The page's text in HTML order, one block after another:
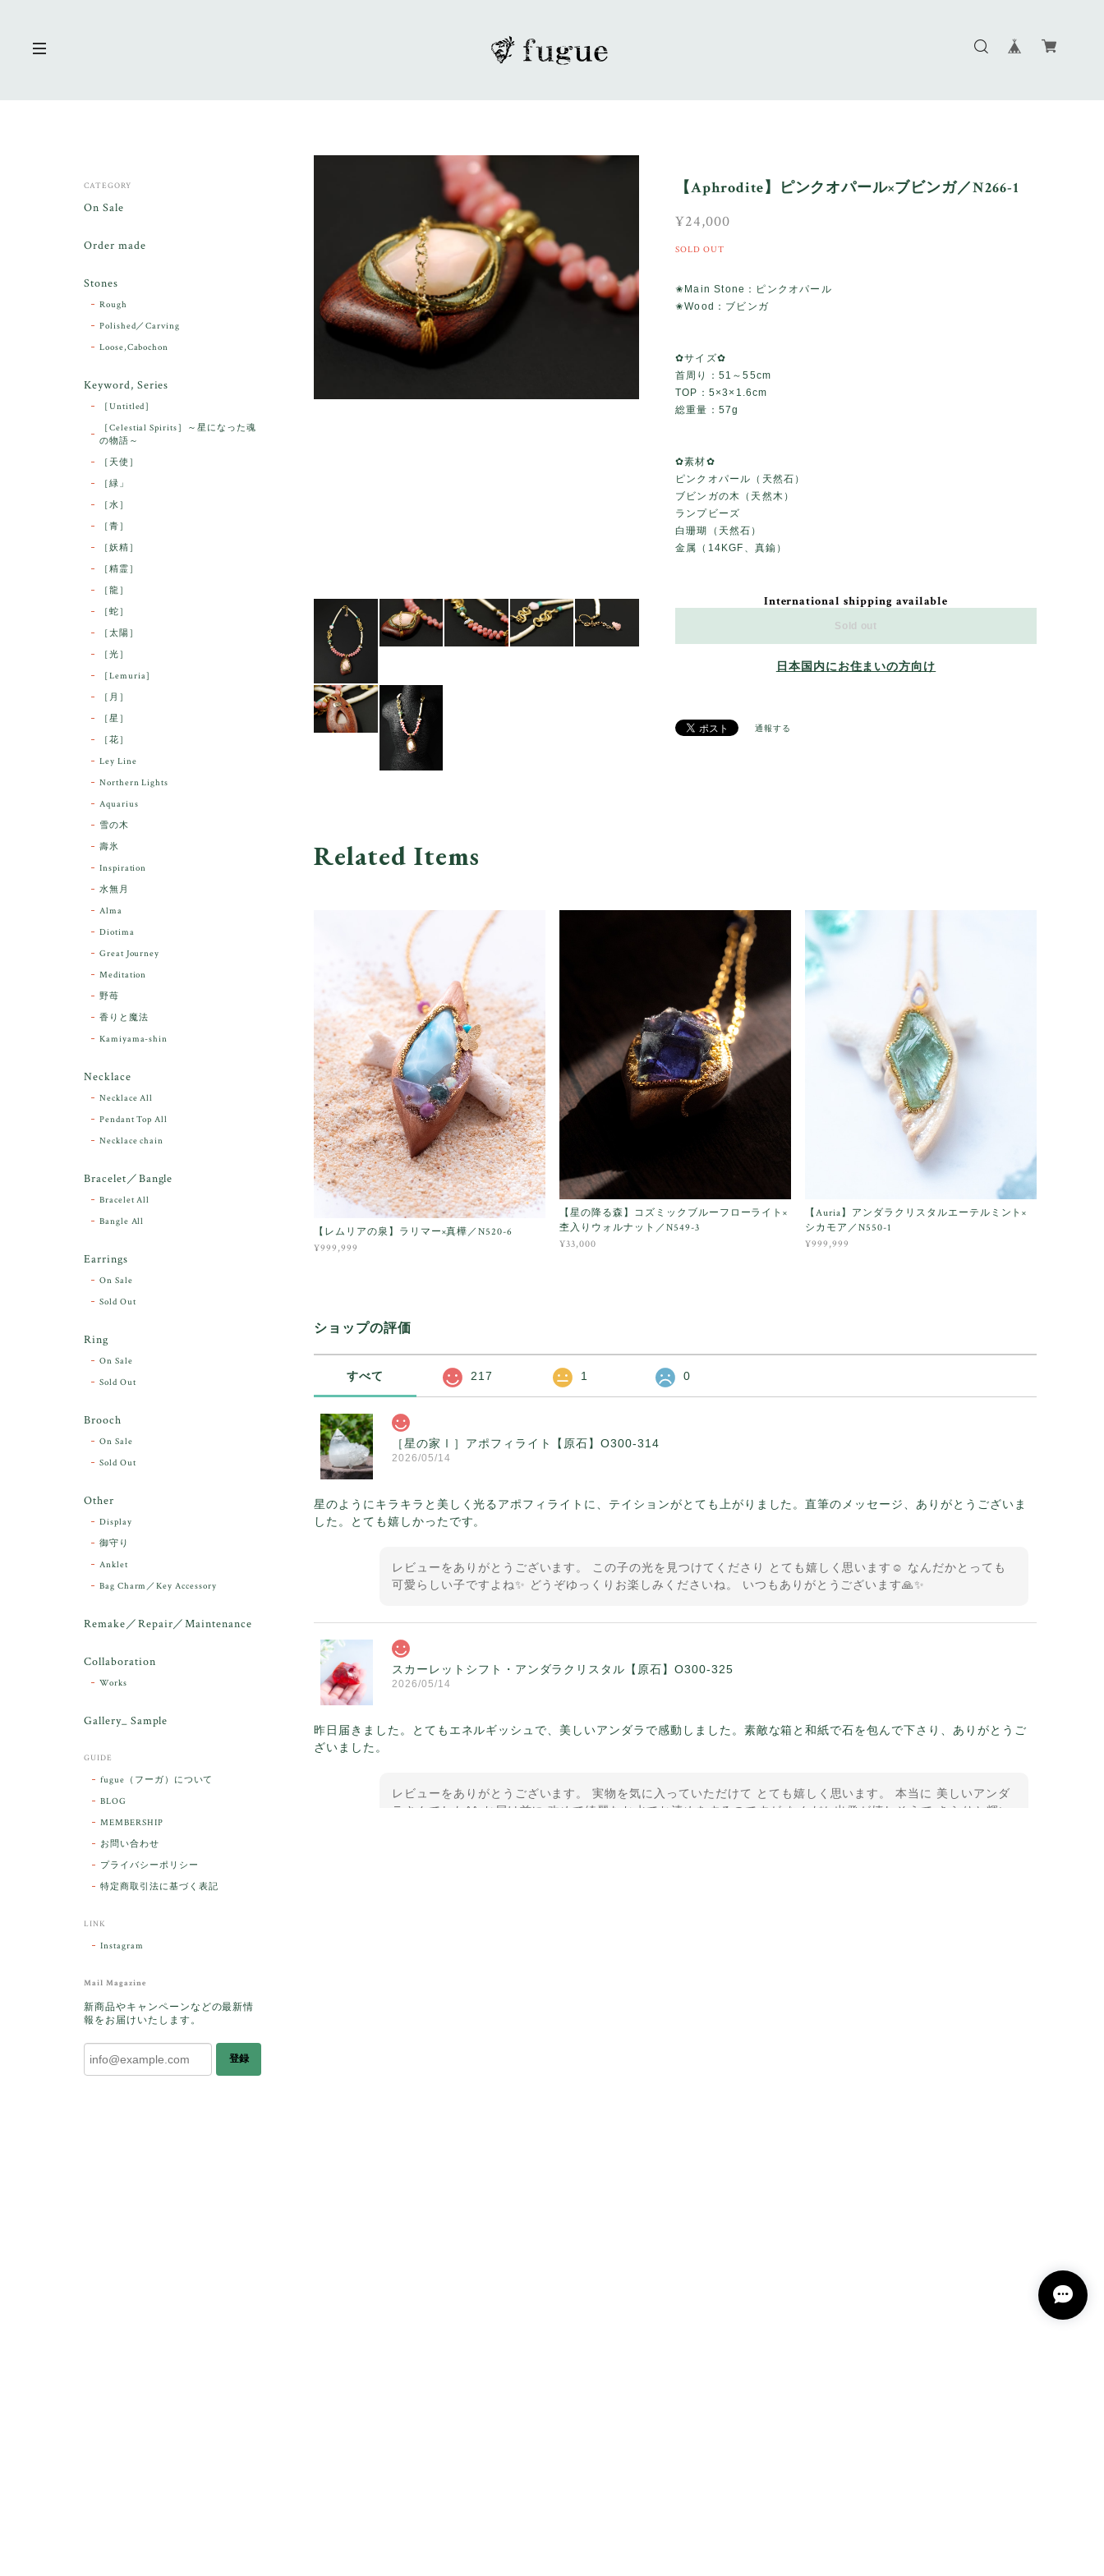
【Aphrodite】ピンクオパール×ブビンガ／N266-1
¥24,000
SOLD OUT
✬Main Stone：ピンクオパール
✬Wood：ブビンガ
✿サイズ✿
首周り：51～55cm
TOP：5×3×1.6cm
総重量：57g
✿素材✿
ピンクオパール（天然石）
ブビンガの木（天然木）
ランプビーズ
白珊瑚（天然石）
金属（14KGF、真鍮）
International shipping available
Sold out
日本国内にお住まいの方向け
通報する
Related Items
【レムリアの泉】ラリマー×真樺／N520-6
¥999,999
【星の降る森】コズミックブルーフローライト×
杢入りウォルナット／N549-3
¥33,000
【Auria】アンダラクリスタルエーテルミント×
シカモア／N550-1
¥999,999
ショップの評価
すべて 217 1 0
［星の家Ⅰ］アポフィライト【原石】O300-314
2026/05/14
星のようにキラキラと美しく光るアポフィライトに、テイションがとても上がりました。直筆のメッセージ、ありがとうございま
した。とても嬉しかったです。
レビューをありがとうございます。 この子の光を見つけてくださり とても嬉しく思います☺️ なんだかとっても
可愛らしい子ですよね✨ どうぞゆっくりお楽しみくださいね。 いつもありがとうございます🙏✨
スカーレットシフト・アンダラクリスタル【原石】O300-325
2026/05/14
昨日届きました。とてもエネルギッシュで、美しいアンダラで感動しました。素敵な箱と和紙で石を包んで下さり、ありがとうご
ざいました。
レビューをありがとうございます。 実物を気に入っていただけて とても嬉しく思います。 本当に 美しいアンダ
ラさんでした^^ お届け前に 改めて綺麗なお水でお清めをするのですが なんだか出発が嬉しそうで きらりと輝い
CATEGORY
On Sale
Order made
Stones
Rough
Polished／Carving
Loose,Cabochon
Keyword, Series
［Untitled］
［Celestial Spirits］～星になった魂
の物語～
［天使］
［緑」
［水］
［青］
［妖精］
［精霊］
［龍］
［蛇］
［太陽］
［光］
［Lemuria］
［月］
［星］
［花］
Ley Line
Northern Lights
Aquarius
雪の木
壽氷
Inspiration
水無月
Alma
Diotima
Great Journey
Meditation
野苺
香りと魔法
Kamiyama-shin
Necklace
Necklace All
Pendant Top All
Necklace chain
Bracelet／Bangle
Bracelet All
Bangle All
Earrings
On Sale
Sold Out
Ring
On Sale
Sold Out
Brooch
On Sale
Sold Out
Other
Display
御守り
Anklet
Bag Charm／Key Accessory
Remake／Repair／Maintenance
Collaboration
Works
Gallery_ Sample
GUIDE
fugue（フーガ）について
BLOG
MEMBERSHIP
お問い合わせ
プライバシーポリシー
特定商取引法に基づく表記
LINK
Instagram
Mail Magazine
新商品やキャンペーンなどの最新情
報をお届けいたします。
登録